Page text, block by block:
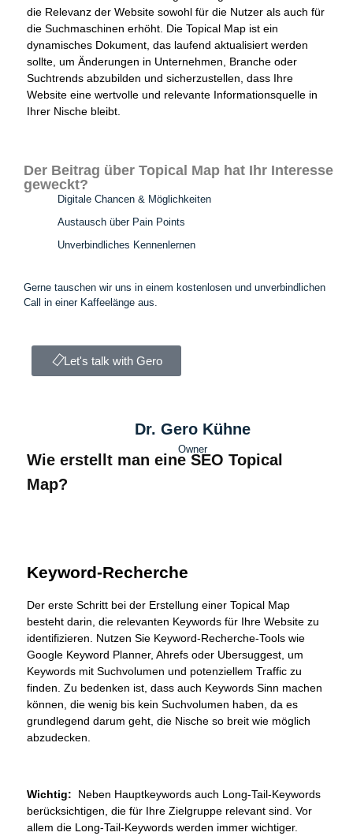
die Relevanz der Website sowohl für die Nutzer als auch für
die Suchmaschinen erhöht. Die Topical Map ist ein
dynamisches Dokument, das laufend aktualisiert werden
sollte, um Änderungen in Unternehmen, Branche oder
Suchtrends abzubilden und sicherzustellen, dass Ihre
Website eine wertvolle und relevante Informationsquelle in
Ihrer Nische bleibt.
Der Beitrag über Topical Map hat Ihr Interesse
geweckt?
Digitale Chancen & Möglichkeiten
Austausch über Pain Points
Unverbindliches Kennenlernen
Gerne tauschen wir uns in einem kostenlosen und unverbindlichen
Call in einer Kaffeelänge aus.
Let's talk with Gero
Dr. Gero Kühne
Owner
Wie erstellt man eine SEO Topical
Map?
Keyword-Recherche
Der erste Schritt bei der Erstellung einer Topical Map
besteht darin, die relevanten Keywords für Ihre Website zu
identifizieren. Nutzen Sie Keyword-Recherche-Tools wie
Google Keyword Planner, Ahrefs oder Ubersuggest, um
Keywords mit Suchvolumen und potenziellem Traffic zu
finden. Zu bedenken ist, dass auch Keywords Sinn machen
können, die wenig bis kein Suchvolumen haben, da es
grundlegend darum geht, die Nische so breit wie möglich
abzudecken.
Wichtig: Neben Hauptkeywords auch Long-Tail-Keywords
berücksichtigen, die für Ihre Zielgruppe relevant sind. Vor
allem die Long-Tail-Keywords werden immer wichtiger.